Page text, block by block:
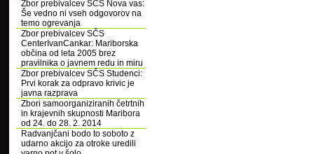
Zbor prebivalcev SČS Nova vas:
Še vedno ni vseh odgovorov na
temo ogrevanja
Zbor prebivalcev SČS
CenterIvanCankar: Mariborska
občina od leta 2005 brez
pravilnika o javnem redu in miru
Zbor prebivalcev SČS Studenci:
Prvi korak za odpravo krivic je
javna razprava
Zbori samoorganiziranih četrtnih
in krajevnih skupnosti Maribora
od 24. do 28. 2. 2014
Radvanjčani bodo to soboto z
udarno akcijo za otroke uredili